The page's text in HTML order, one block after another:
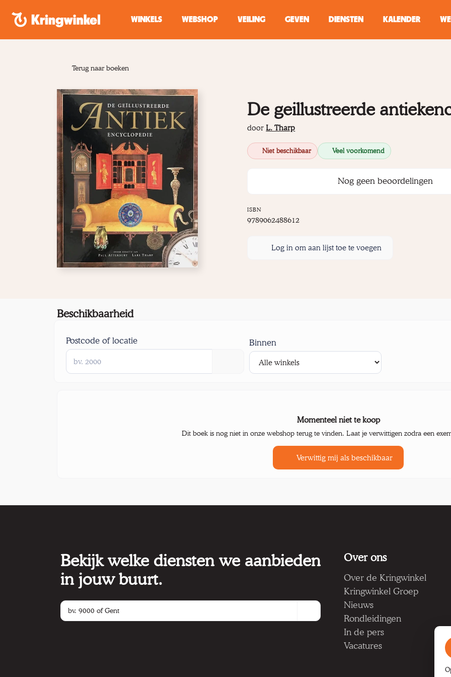
WINKELS
WEBSHOP VEILING GEVEN DIENSTEN KALENDER
Typ minstens 2
Terug naar boeken
De geillustreerde
doorL. Tharp
Niet beschikbaar Veel voorkomend
Nog geen beoordelingen
ISBN
9789062488612
Log in om aan lijst toe te voegen
Beschikbaarheid
Postcode of locatie Binnen
Momenteel niet te koop
Dit boek is nog niet in onze webshop terug te vinden. Laat je verwittigen zodra een
Verwittig mij als beschikbaar
Bekijk welke diensten we aanbieden
in jouw buurt.
Over ons
Over de Kringwinkel
Kringwinkel Groep
Nieuws
Rondleidingen
In de pers
Vacatures